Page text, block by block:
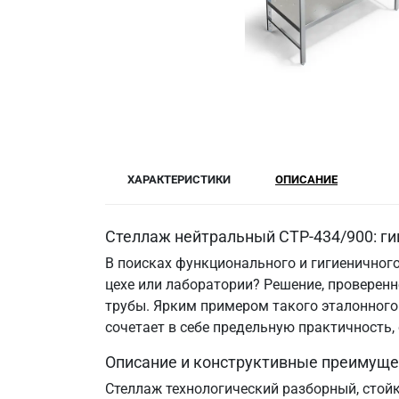
ХАРАКТЕРИСТИКИ ОПИСАНИЕ
Стеллаж нейтральный СТР-434/900:
В поисках функционального и
цехе или лаборатории? Решение,
трубы. Ярким примером такого
сочетает в себе предельную
Описание и конструктивные
Стеллаж технологический разборный,